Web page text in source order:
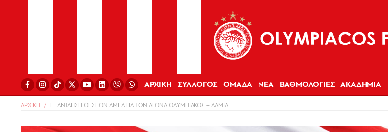
ΑΡΧΙΚΗ ΣΥΛΛΟΓΟΣ ΟΜΑΔΑ ΝΕΑ ΒΑΘΜΟΛΟΓΙΕΣ ΑΚΑΔΗΜΙΑ
ΑΡΧΙΚΗ ΕΞΑΝΤΛΗΣΗ ΘΕΣΕΩΝ ΑΜΕΑ ΓΙΑ ΤΟΝ ΑΓΩΝΑ ΟΛΥΜΠΙΑΚΟΣ – ΛΑΜΙΑ